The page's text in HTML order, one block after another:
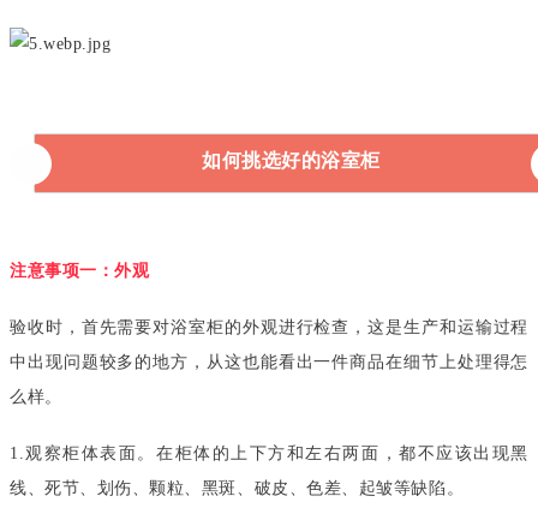
如何挑选好的浴室柜
注意事项一：外观
验收时，首先需要对浴室柜的外观进行检查，这是生产和运输过程
中出现问题较多的地方，从这也能看出一件商品在细节上处理得怎
么样。
1.观察柜体表面。在柜体的上下方和左右两面，都不应该出现黑
线、死节、划伤、颗粒、黑斑、破皮、色差、起皱等缺陷。